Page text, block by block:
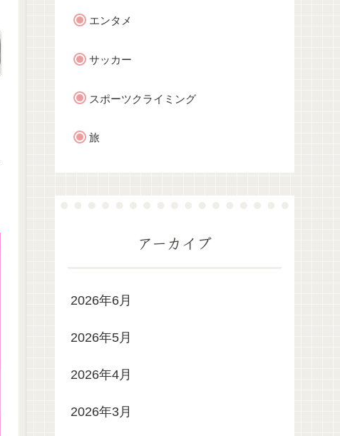
エンタメ
サッカー
スポーツクライミング
旅
アーカイブ
2026年6月
2026年5月
2026年4月
2026年3月